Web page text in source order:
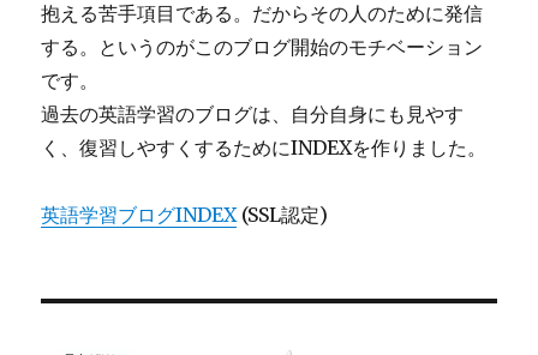
抱える苦手項目である。だからその人のために発信
する。というのがこのブログ開始のモチベーション
です。
過去の英語学習のブログは、自分自身にも見やす
く、復習しやすくするためにINDEXを作りました。
英語学習ブログINDEX(SSL認定)